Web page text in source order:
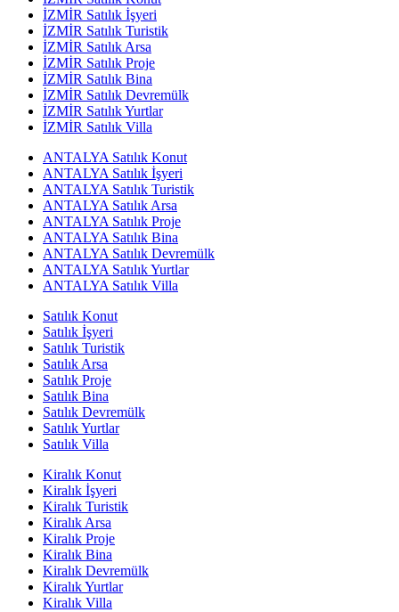
İZMİR Satılık İşyeri
İZMİR Satılık Turistik
İZMİR Satılık Arsa
İZMİR Satılık Proje
İZMİR Satılık Bina
İZMİR Satılık Devremülk
İZMİR Satılık Yurtlar
İZMİR Satılık Villa
ANTALYA Satılık Konut
ANTALYA Satılık İşyeri
ANTALYA Satılık Turistik
ANTALYA Satılık Arsa
ANTALYA Satılık Proje
ANTALYA Satılık Bina
ANTALYA Satılık Devremülk
ANTALYA Satılık Yurtlar
ANTALYA Satılık Villa
Satılık Konut
Satılık İşyeri
Satılık Turistik
Satılık Arsa
Satılık Proje
Satılık Bina
Satılık Devremülk
Satılık Yurtlar
Satılık Villa
Kiralık Konut
Kiralık İşyeri
Kiralık Turistik
Kiralık Arsa
Kiralık Proje
Kiralık Bina
Kiralık Devremülk
Kiralık Yurtlar
Kiralık Villa